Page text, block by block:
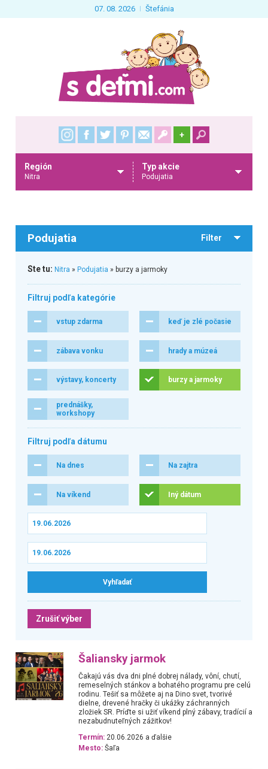
07. 08. 2026 Štefánia
+
Región
Nitra
Typ akcie
Podujatia
Podujatia Filter
Ste tu: Nitra » Podujatia » burzy a jarmoky
Filtruj podľa kategórie
vstup zdarma keď je zlé počasie
zábava vonku hrady a múzeá
výstavy, koncerty burzy a jarmoky
prednášky,
workshopy
Filtruj podľa dátumu
Na dnes Na zajtra
Na víkend Iný dátum
Zrušiť výber
Šaliansky jarmok
Čakajú vás dva dni plné dobrej nálady, vôní, chutí,
remeselných stánkov a bohatého programu pre celú
rodinu. Tešiť sa môžete aj na Dino svet, tvorivé
dielne, drevené hračky či ukážky záchranných
zložiek SR. Príďte si užiť víkend plný zábavy, tradícií a
nezabudnuteľných zážitkov!
Termín: 20.06.2026 a ďalšie
Mesto: Šaľa